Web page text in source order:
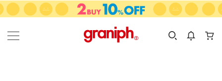
カテゴリーから探す
KIDS
カテゴリ
サイズ